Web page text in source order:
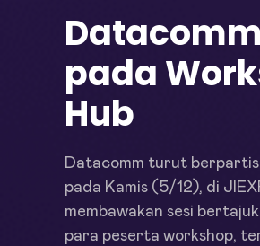
pada
Hub
Datacomm turut
pada Kamis (5/12), di
membawakan sesi
para peserta workshop,